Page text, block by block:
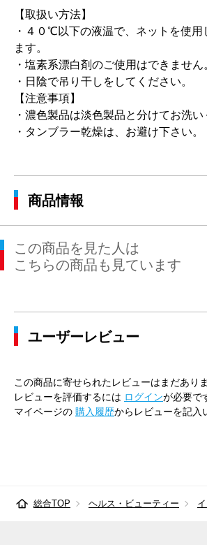
【取扱い方法】
・４０℃以下の液温で、ネットを使用
ます。
・塩素系漂白剤のご使用はできません
・日陰で吊り干しをしてください。
【注意事項】
・濃色製品は淡色製品と分けてお洗い
・タンブラー乾燥は、お避け下さい。
商品情報
この商品を見た人は
こちらの商品も見ています
ユーザーレビュー
この商品に寄せられたレビューはまだありま
レビューを評価するには ログインが必要で
マイページの 購入履歴からレビューを記入
総合TOP ヘルス・ビューティー